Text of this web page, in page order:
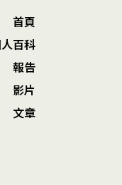
首頁
百科
報告
影片
文章